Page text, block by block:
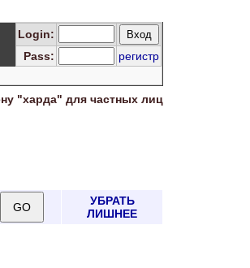
Login:
Pass:
регистр
"харда" для частных лиц
УБРАТЬ
ЛИШНЕЕ